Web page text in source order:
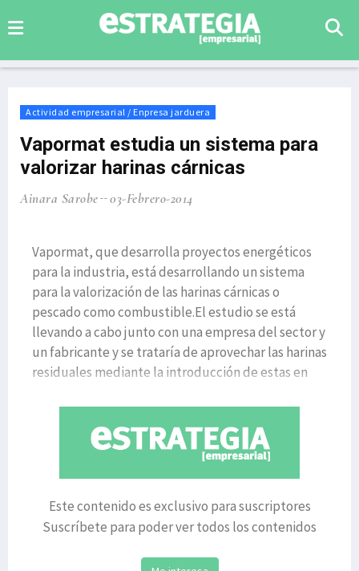
Actividad empresarial / Enpresa jarduera
Vapormat estudia un sistema para
valorizar harinas cárnicas
Ainara Sarobe 03-Febrero-2014
Vapormat, que desarrolla proyectos energéticos
para la industria, está desarrollando un sistema
para la valorización de las harinas cárnicas o
pescado como combustible.El estudio se está
llevando a cabo junto con una empresa del sector y
un fabricante y se trataría de aprovechar las harinas
residuales mediante la introducción de estas en
Este contenido es exclusivo para suscriptores
Suscríbete para poder ver todos los contenidos